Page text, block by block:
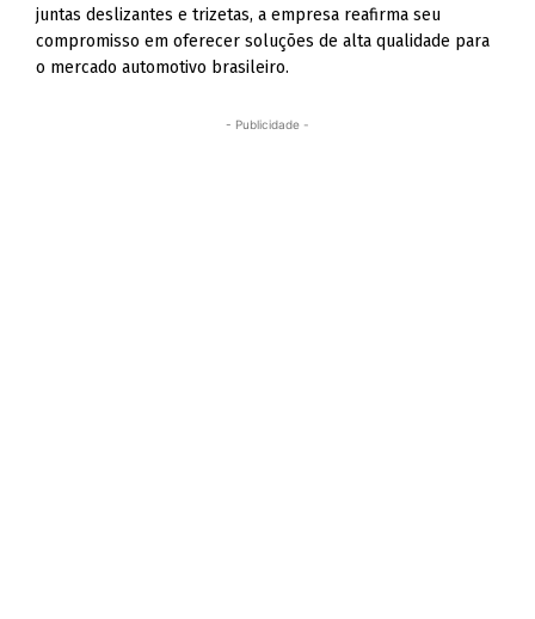
juntas deslizantes e trizetas, a empresa reafirma seu
compromisso em oferecer soluções de alta qualidade para
o mercado automotivo brasileiro.
- Publicidade -